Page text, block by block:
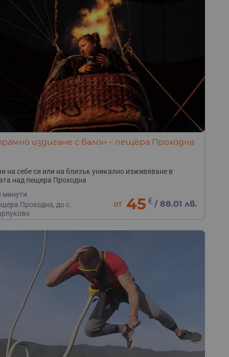
издигане с балон – пещера Проходна
на себе си или на близък уникално изживяване в
над пещера Проходна
минути
Проходна, до с.
от 45 € /88.01 лв.